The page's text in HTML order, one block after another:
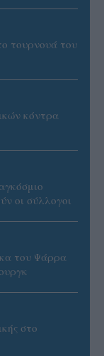
τουρνουά του
κόντρα
οι σύλλογοι
του Ψάρρα
στο